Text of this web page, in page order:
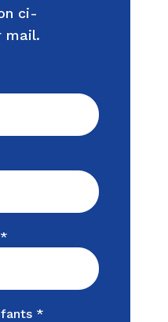
ci-
mail.
*